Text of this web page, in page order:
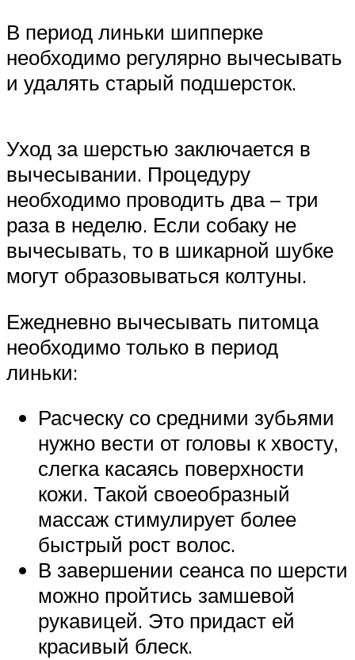
В период линьки шипперке
необходимо регулярно вычесывать
и удалять старый подшерсток.
Уход за шерстью заключается в
вычесывании. Процедуру
необходимо проводить два – три
раза в неделю. Если собаку не
вычесывать, то в шикарной шубке
могут образовываться колтуны.
Ежедневно вычесывать питомца
необходимо только в период
линьки:
Расческу со средними зубьями
нужно вести от головы к хвосту,
слегка касаясь поверхности
кожи. Такой своеобразный
массаж стимулирует более
быстрый рост волос.
В завершении сеанса по шерсти
можно пройтись замшевой
рукавицей. Это придаст ей
красивый блеск.